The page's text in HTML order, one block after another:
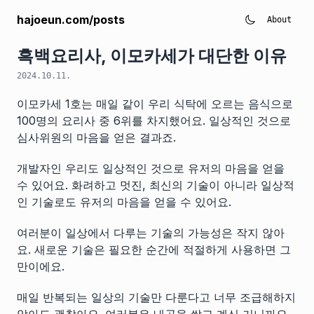
hajoeun.com/posts About
흑백요리사, 이모카세가 대단한 이유
2024.10.11.
이모카세 1호는 매일 같이 우리 식탁에 오르는 음식으로
100명의 요리사 중 6위를 차지했어요. 일상적인 것으로
심사위원의 마음을 얻은 결과죠.
개발자인 우리도 일상적인 것으로 유저의 마음을 얻을
수 있어요. 화려하고 멋진, 최신의 기술이 아니라 일상적
인 기술로도 유저의 마음을 얻을 수 있어요.
여러분이 일상에서 다루는 기술의 가능성은 작지 않아
요. 새로운 기술은 필요한 순간에 적절하게 사용하면 그
만이에요.
매일 반복되는 일상의 기술만 다룬다고 너무 조급해하지